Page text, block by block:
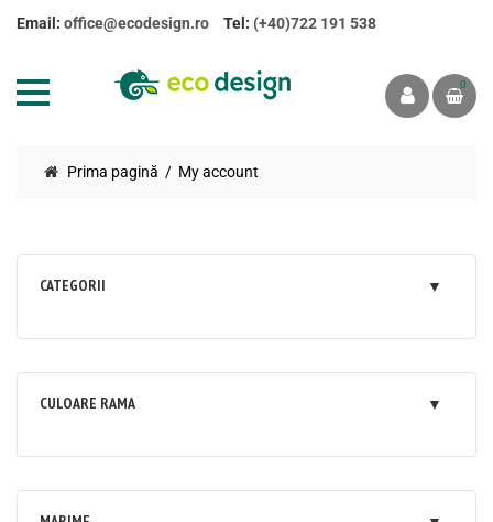
Email: office@ecodesign.ro Tel: (+40)722 191 538
0
Prima pagină My account
CATEGORII
CULOARE RAMA